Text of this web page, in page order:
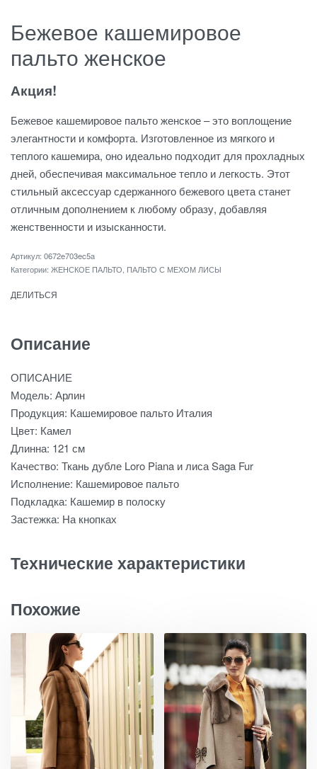
Бежевое кашемировое
пальто женское
Акция!
Бежевое кашемировое пальто женское – это воплощение
элегантности и комфорта. Изготовленное из мягкого и
теплого кашемира, оно идеально подходит для прохладных
дней, обеспечивая максимальное тепло и легкость. Этот
стильный аксессуар сдержанного бежевого цвета станет
отличным дополнением к любому образу, добавляя
женственности и изысканности.
0672e703ec5a
Категории: ЖЕНСКОЕ ПАЛЬТО ПАЛЬТО С МЕХОМ ЛИСЫ
ДЕЛИТЬСЯ
Описание
ОПИСАНИЕ
Модель: Арлин
Продукция: Кашемировое пальто Италия
Цвет: Камел
Длинна: 121 см
Качество: Ткань дубле Loro Piana и лиса Saga Fur
Исполнение: Кашемировое пальто
Подкладка: Кашемир в полоску
Застежка: На кнопках
Технические характеристики
Похожие